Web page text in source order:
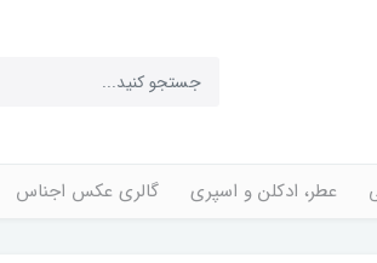
عطر، ادکلن و اسپری گالری عکس اجناس